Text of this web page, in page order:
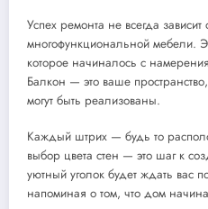
Успех ремонта не всегда
многофункциональной мебели.
которое начиналось с
Балкон — это ваше
могут быть реализованы.
Каждый штрих — будь то
выбор цвета стен — это шаг к
уютный уголок будет ждать вас
напоминая о том, что дом